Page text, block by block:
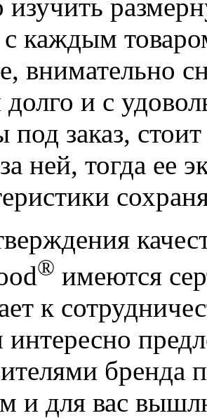
каждым
внимательно
и с
под заказ,
ней, тогда ее
® имеются
к
бренда
и для вас